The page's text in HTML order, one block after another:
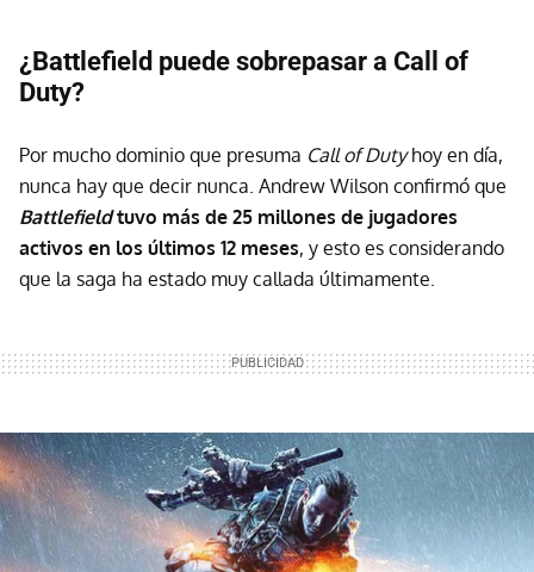
¿Battlefield puede sobrepasar a Call of
Duty?
Por mucho dominio que presuma Call of Dutyhoy en día,
nunca hay que decir nunca. Andrew Wilson confirmó que
Battlefieldtuvo más de 25 millones de jugadores
activos en los últimos 12 meses, y esto es considerando
que la saga ha estado muy callada últimamente.